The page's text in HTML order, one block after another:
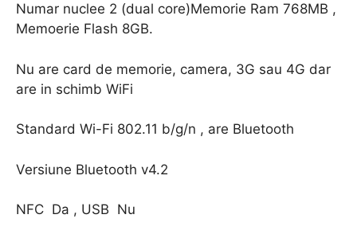
Numar nuclee 2 (dual core)Memorie Ram 768MB ,
Memoerie Flash 8GB.
Nu are card de memorie, camera, 3G sau 4G dar
are in schimb WiFi
Standard Wi-Fi 802.11 b/g/n , are Bluetooth
Versiune Bluetooth v4.2
NFC Da , USB Nu